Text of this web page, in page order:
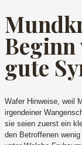
Beginn
gute
Wafer Hinweise, weil
irgendeiner
sie seien zuerst ein
den Betroffenen